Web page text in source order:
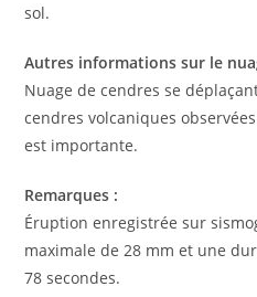
sol.
Autres informations sur le
Nuage de cendres se
cendres volcaniques
est importante.
Remarques :
Éruption enregistrée sur
maximale de 28 mm et une
78 secondes.